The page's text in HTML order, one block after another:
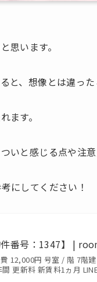
思います。
、想像とは違っ
ます。
と感じる点や注意
にしてください！
番号：1347】 |
12,000円 号室 / 階 7階
更新料 新賃料1ヵ月